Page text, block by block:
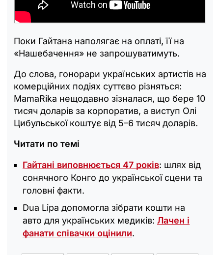
Поки Гайтана наполягає на оплаті, її на
«Нашебачення» не запрошуватимуть.
До слова, гонорари українських артистів на
комерційних подіях суттєво різняться:
MamaRika нещодавно зізналася, що бере 10
тисяч доларів за корпоратив, а виступ Олі
Цибульської коштує від 5–6 тисяч доларів.
Читати по темі
Гайтані виповнюється 47 років: шлях від
сонячного Конго до української сцени та
головні факти.
Dua Lipa допомогла зібрати кошти на
авто для українських медиків: Лачен і
фанати співачки оцінили.